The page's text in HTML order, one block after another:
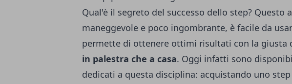
Qual'è il segreto del successo dello step? Questo
maneggevole e poco ingombrante, è facile da
permette di ottenere ottimi risultati con la giusta
in palestra che a casa. Oggi infatti sono
dedicati a questa disciplina: acquistando uno